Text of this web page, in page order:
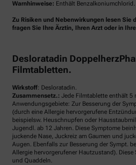
Warnhinweise: Enthält Benzalkoniumchlorid.
Zu Risiken und Nebenwirkungen lesen Sie
fragen Sie Ihre Ärztin, Ihren Arzt oder in
Desloratadin
Filmtabletten.
Wirkstoff: Desloratadin.
Zusammensetz.: Jede Filmtablette enthält 5
Anwendungsgebiete: Zur Besserung der
(durch eine Allergie hervorgerufene
beispielsw. Heuschnupfen oder
Jugendl. ab 12 Jahren. Diese Symptome
juckende Nase, Juckreiz am Gaumen und
Augen. Ebenfalls zur Besserung der Sympt.
Allergie hervorgerufener Hautzustand).
und Quaddeln.